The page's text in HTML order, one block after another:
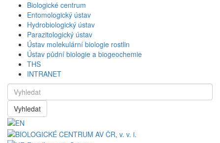
Biologické centrum
Entomologický ústav
Hydrobiologický ústav
Parazitologický ústav
Ústav molekulární biologie rostlin
Ústav půdní biologie a biogeochemie
THS
INTRANET
Vyhledat